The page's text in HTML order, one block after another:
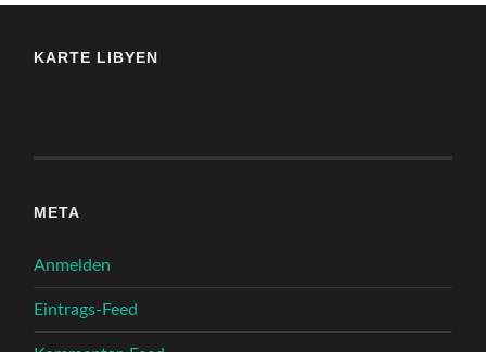
KARTE LIBYEN
META
Anmelden
Eintrags-Feed